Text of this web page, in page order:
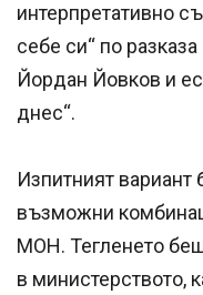
интерпретативно
себе си“ по
Йордан Йовков и
днес“.
Изпитният вариант
възможни
МОН. Тегленето
в министерството,